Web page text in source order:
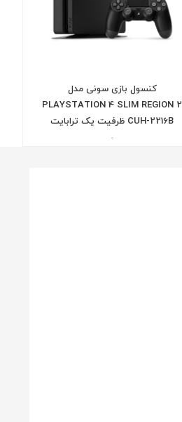
کنسول بازی سونی مدل
PLAYSTATION 4 SLIM REGION 2
CUH-2216B ظرفیت یک ترابایت
-